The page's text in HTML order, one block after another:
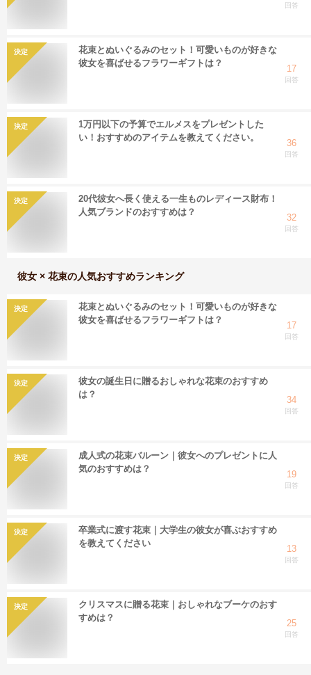
回答
決定
花束とぬいぐるみのセット！可愛いものが好きな
彼女を喜ばせるフラワーギフトは？
17
回答
決定
1万円以下の予算でエルメスをプレゼントした
い！おすすめのアイテムを教えてください。
36
回答
決定
20代彼女へ長く使える一生ものレディース財布！
人気ブランドのおすすめは？
32
回答
彼女 × 花束の人気おすすめランキング
決定
花束とぬいぐるみのセット！可愛いものが好きな
彼女を喜ばせるフラワーギフトは？
17
回答
決定
彼女の誕生日に贈るおしゃれな花束のおすすめ
は？
34
回答
決定
成人式の花束バルーン｜彼女へのプレゼントに人
気のおすすめは？
19
回答
決定
卒業式に渡す花束｜大学生の彼女が喜ぶおすすめ
を教えてください
13
回答
決定
クリスマスに贈る花束｜おしゃれなブーケのおす
すめは？
25
回答